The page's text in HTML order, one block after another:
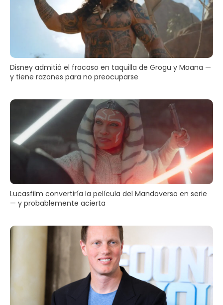
Disney admitió el fracaso en taquilla de Grogu y Moana —
y tiene razones para no preocuparse
Lucasfilm convertiría la película del Mandoverso en serie
— y probablemente acierta